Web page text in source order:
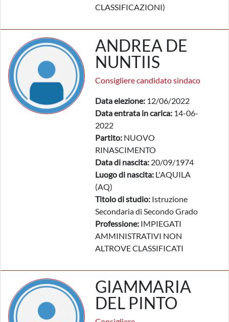
CLASSIFICAZIONI)
ANDREA DE
NUNTIIS
Consigliere candidato sindaco
Data elezione: 12/06/2022
Data entrata in carica: 14-06-
2022
Partito: NUOVO
RINASCIMENTO
Data di nascita: 20/09/1974
Luogo di nascita: L'AQUILA
(AQ)
Titolo di studio: Istruzione
Secondaria di Secondo Grado
Professione: IMPIEGATI
AMMINISTRATIVI NON
ALTROVE CLASSIFICATI
GIAMMARIA
DEL PINTO